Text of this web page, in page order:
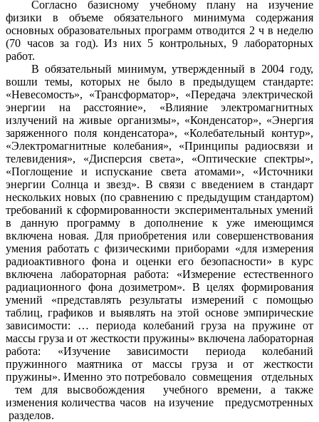
Согласно базисному учебному плану на изучение
физики в объеме обязательного минимума содержания
основных образовательных программ отводится 2 ч в неделю
(70 часов за год). Из них 5 контрольных, 9 лабораторных
работ.
В обязательный минимум, утвержденный в 2004 году,
вошли темы, которых не было в предыдущем стандарте:
«Невесомость», «Трансформатор», «Передача электрической
энергии на расстояние», «Влияние электромагнитных
излучений на живые организмы», «Конденсатор», «Энергия
заряженного поля конденсатора», «Колебательный контур»,
«Электромагнитные колебания», «Принципы радиосвязи и
телевидения», «Дисперсия света», «Оптические спектры»,
«Поглощение и испускание света атомами», «Источники
энергии Солнца и звезд». В связи с введением в стандарт
нескольких новых (по сравнению с предыдущим стандартом)
требований к сформированности экспериментальных умений
в данную программу в дополнение к уже имеющимся
включена новая. Для приобретения или совершенствования
умения работать с физическими приборами «для измерения
радиоактивного фона и оценки его безопасности» в курс
включена лабораторная работа: «Измерение естественного
радиационного фона дозиметром». В целях формирования
умений «представлять результаты измерений с помощью
таблиц, графиков и выявлять на этой основе эмпирические
зависимости: … периода колебаний груза на пружине от
массы груза и от жесткости пружины» включена лабораторная
работа: «Изучение зависимости периода колебаний
пружинного маятника от массы груза и от жесткости
пружины». Именно это потребовало совмещения отдельных
тем для высвобождения учебного времени, а также
изменения количества часов на изучение предусмотренных
разделов.